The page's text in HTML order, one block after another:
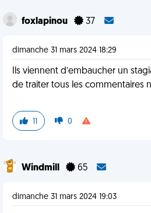
foxlapinou 37
dimanche 31 mars 2024 18:29
Ils viennent d’embaucher un
de traiter tous les commentaires
11 0
Windmill 65
dimanche 31 mars 2024 19:03